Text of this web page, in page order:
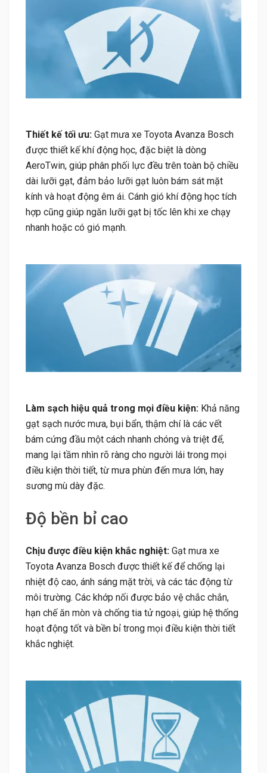
Thiết kế tối ưu: Gạt mưa xe Toyota Avanza Bosch
được thiết kế khí động học, đặc biệt là dòng
AeroTwin, giúp phân phối lực đều trên toàn bộ chiều
dài lưỡi gạt, đảm bảo lưỡi gạt luôn bám sát mặt
kính và hoạt động êm ái. Cánh gió khí động học tích
hợp cũng giúp ngăn lưỡi gạt bị tốc lên khi xe chạy
nhanh hoặc có gió mạnh.
Làm sạch hiệu quả trong mọi điều kiện: Khả năng
gạt sạch nước mưa, bụi bẩn, thậm chí là các vết
bám cứng đầu một cách nhanh chóng và triệt để,
mang lại tầm nhìn rõ ràng cho người lái trong mọi
điều kiện thời tiết, từ mưa phùn đến mưa lớn, hay
sương mù dày đặc.
Độ bền bỉ cao
Chịu được điều kiện khắc nghiệt: Gạt mưa xe
Toyota Avanza Bosch được thiết kế để chống lại
nhiệt độ cao, ánh sáng mặt trời, và các tác động từ
môi trường. Các khớp nối được bảo vệ chắc chắn,
hạn chế ăn mòn và chống tia tử ngoại, giúp hệ thống
hoạt động tốt và bền bỉ trong mọi điều kiện thời tiết
khắc nghiệt.